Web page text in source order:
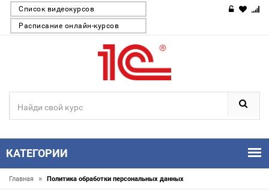
Список видеокурсов
Расписание онлайн-курсов
КАТЕГОРИИ
Главная » Политика обработки персональных данных